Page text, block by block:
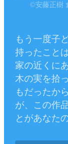
©安藤正樹
もう一度子
持ったこと
家の近くに
木の実を拾
もだったか
が、この作
とがあなた